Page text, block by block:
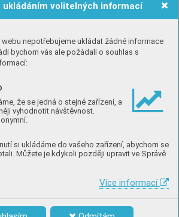
ukládáním volitelných informací
nepotřebujeme ukládat žádné informace
bychom vás ale požádali o souhlas s
že se jedná o stejné zařízení, a
vyhodnotit návštěvnost.
si ukládáme do vašeho zařízení, abychom se
Můžete je kdykoli později upravit ve Správě
Více informací